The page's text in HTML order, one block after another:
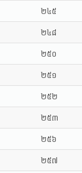
២៤៥
២៤៨
២៥០
២៥១
២៥២
២៥៣
២៥៦
២៥៧